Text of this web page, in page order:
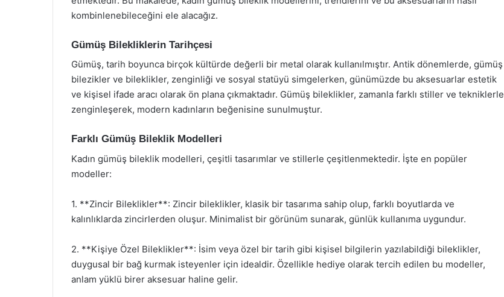
kombinlenebileceğini ele alacağız.
Gümüş Bilekliklerin Tarihçesi
Gümüş, tarih boyunca birçok kültürde değerli bir metal olarak kullanılmıştır. Antik dönemlerde, gümüş
bilezikler ve bileklikler, zenginliği ve sosyal statüyü simgelerken, günümüzde bu aksesuarlar estetik
ve kişisel ifade aracı olarak ön plana çıkmaktadır. Gümüş bileklikler, zamanla farklı stiller ve tekniklerle
zenginleşerek, modern kadınların beğenisine sunulmuştur.
Farklı Gümüş Bileklik Modelleri
Kadın gümüş bileklik modelleri, çeşitli tasarımlar ve stillerle çeşitlenmektedir. İşte en popüler
modeller:
1. **Zincir Bileklikler**: Zincir bileklikler, klasik bir tasarıma sahip olup, farklı boyutlarda ve
kalınlıklarda zincirlerden oluşur. Minimalist bir görünüm sunarak, günlük kullanıma uygundur.
2. **Kişiye Özel Bileklikler**: İsim veya özel bir tarih gibi kişisel bilgilerin yazılabildiği bileklikler,
duygusal bir bağ kurmak isteyenler için idealdir. Özellikle hediye olarak tercih edilen bu modeller,
anlam yüklü birer aksesuar haline gelir.